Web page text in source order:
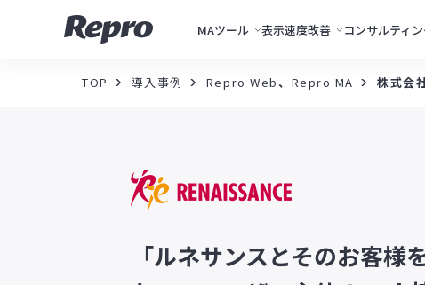
MAツール 表示速度改善 コンサルティ
TOP 導入事例 Repro Web、 Repro MA 株式会
「ルネサンスとそのお客様